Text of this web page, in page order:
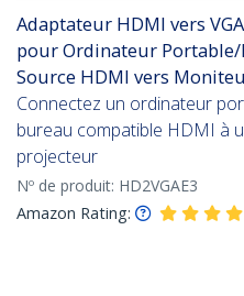
Adaptateur HDMI vers
pour Ordinateur Portable/
Source HDMI vers
Connectez un ordinateur
bureau compatible HDMI à
projecteur
Nº de produit: HD2VGAE3
Amazon Rating: